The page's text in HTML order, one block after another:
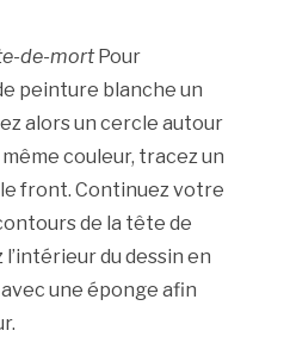
de-mortPour
peinture blanche un
alors un cercle autour
couleur, tracez un
front. Continuez votre
de la tête de
du dessin en
une éponge afin